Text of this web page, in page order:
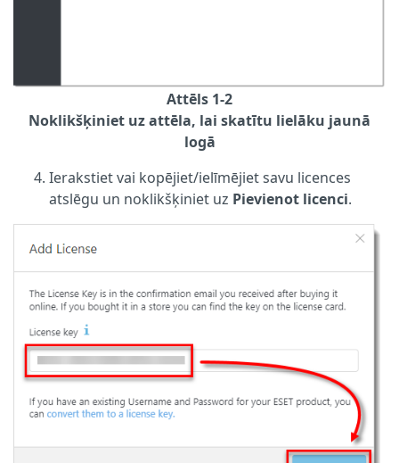
Attēls 1-2
Noklikšķiniet uz attēla, lai skatītu lielāku jaunā
logā
Ierakstiet vai kopējiet/ielīmējiet savu licences
atslēgu un noklikšķiniet uz Pievienot licenci.